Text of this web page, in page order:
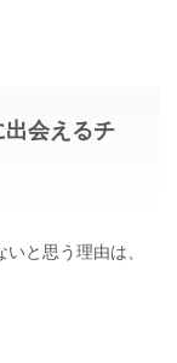
会えるチ
と思う理由は、